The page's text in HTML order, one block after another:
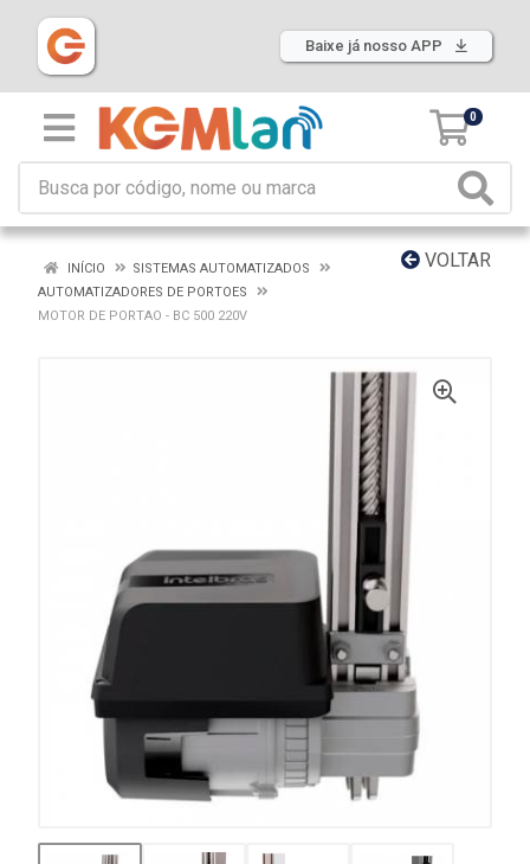
Baixe já nosso APP
0
VOLTAR
INÍCIO
SISTEMAS AUTOMATIZADOS
AUTOMATIZADORES DE PORTOES
MOTOR DE PORTAO - BC 500 220V